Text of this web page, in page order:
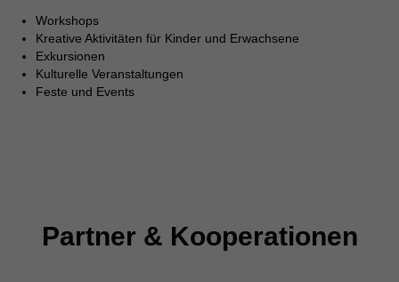
Workshops
Kreative Aktivitäten für Kinder und Erwachsene
Exkursionen
Kulturelle Veranstaltungen
Feste und Events
Partner & Kooperationen